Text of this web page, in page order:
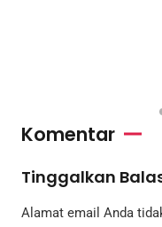
Komentar
Tinggalkan
Alamat email Anda